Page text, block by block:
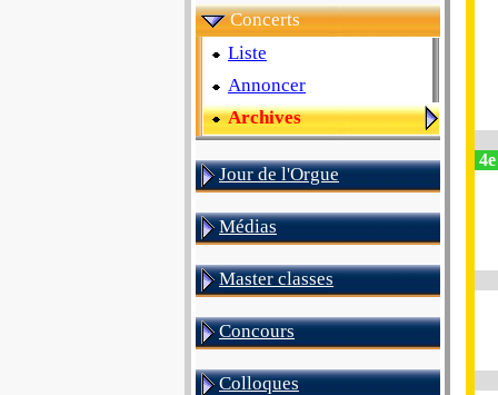
Concerts
Liste
Annoncer
Archives
Jour de l'Orgue
Médias
Master classes
Concours
Colloques